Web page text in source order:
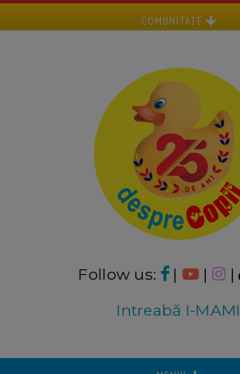
COMUNITATE
Follow us: | | |
Intreabă I-MAMI